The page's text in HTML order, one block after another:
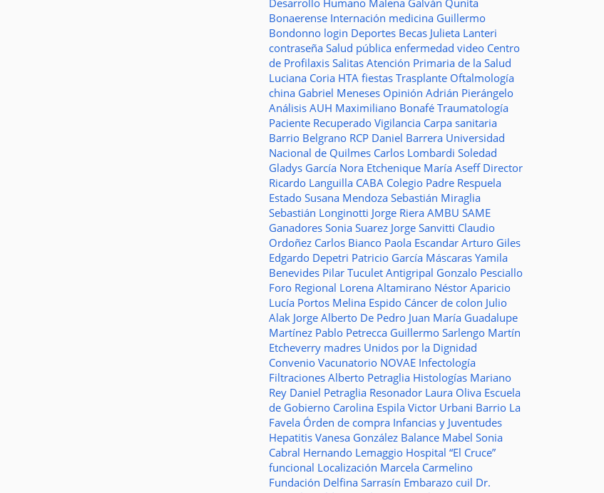
Desarrollo Humano Malena Galván Qunita
Bonaerense Internación medicina Guillermo
Bondonno login Deportes Becas Julieta Lanteri
contraseña Salud pública enfermedad video Centro
de Profilaxis Salitas Atención Primaria de la Salud
Luciana Coria HTA fiestas Trasplante Oftalmología
china Gabriel Meneses Opinión Adrián Pierángelo
Análisis AUH Maximiliano Bonafé Traumatología
Paciente Recuperado Vigilancia Carpa sanitaria
Barrio Belgrano RCP Daniel Barrera Universidad
Nacional de Quilmes Carlos Lombardi Soledad
Gladys García Nora Etchenique María Aseff Director
Ricardo Languilla CABA Colegio Padre Respuela
Estado Susana Mendoza Sebastián Miraglia
Sebastián Longinotti Jorge Riera AMBU SAME
Ganadores Sonia Suarez Jorge Sanvitti Claudio
Ordoñez Carlos Bianco Paola Escandar Arturo Giles
Edgardo Depetri Patricio García Máscaras Yamila
Benevides Pilar Tuculet Antigripal Gonzalo Pesciallo
Foro Regional Lorena Altamirano Néstor Aparicio
Lucía Portos Melina Espido Cáncer de colon Julio
Alak Jorge Alberto De Pedro Juan María Guadalupe
Martínez Pablo Petrecca Guillermo Sarlengo Martín
Etcheverry madres Unidos por la Dignidad
Convenio Vacunatorio NOVAE Infectología
Filtraciones Alberto Petraglia Histologías Mariano
Rey Daniel Petraglia Resonador Laura Oliva Escuela
de Gobierno Carolina Espila Victor Urbani Barrio La
Favela Órden de compra Infancias y Juventudes
Hepatitis Vanesa González Balance Mabel Sonia
Cabral Hernando Lemaggio Hospital “El Cruce”
funcional Localización Marcela Carmelino
Fundación Delfina Sarrasín Embarazo cuil Dr.